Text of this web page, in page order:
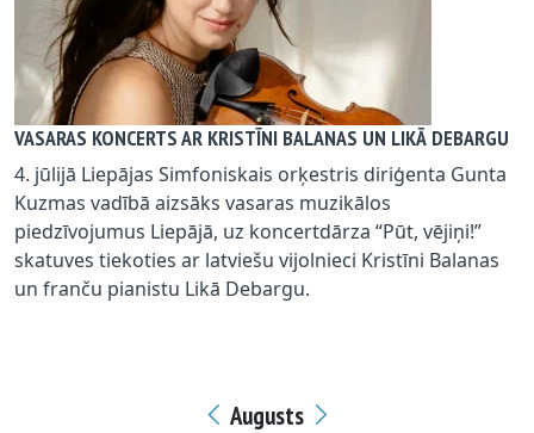
VASARAS KONCERTS AR KRISTĪNI BALANAS UN LIKĀ DEBARGU
4. jūlijā Liepājas Simfoniskais orķestris diriģenta Gunta
Kuzmas vadībā aizsāks vasaras muzikālos
piedzīvojumus Liepājā, uz koncertdārza “Pūt, vējiņi!”
skatuves tiekoties ar latviešu vijolnieci Kristīni Balanas
un franču pianistu Likā Debargu.
Augusts